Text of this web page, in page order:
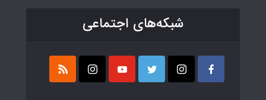
شبکه‌های اجتماعی